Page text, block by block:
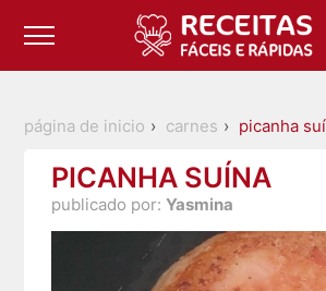
página de inicio carnes picanha
PICANHA SUÍNA
publicado por:Yasmina